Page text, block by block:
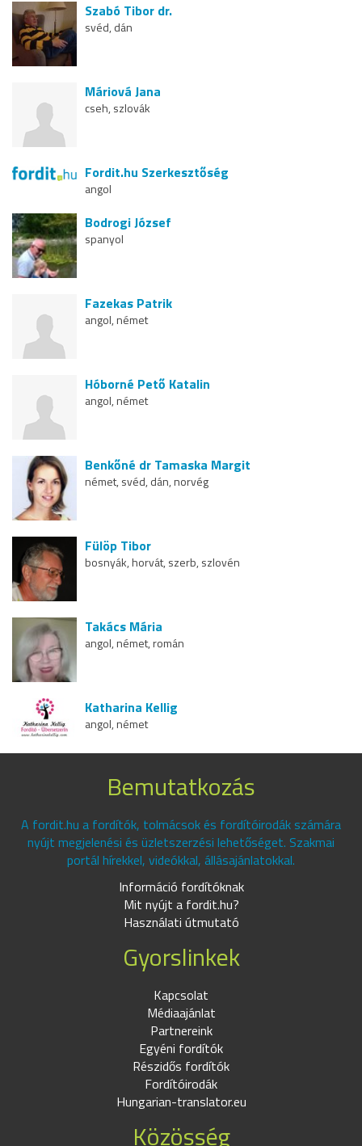
Szabó Tibor dr.
svéd, dán
Máriová Jana
cseh, szlovák
Fordit.hu Szerkesztőség
angol
Bodrogi József
spanyol
Fazekas Patrik
angol, német
Hóborné Pető Katalin
angol, német
Benkőné dr Tamaska Margit
német, svéd, dán, norvég
Fülöp Tibor
bosnyák, horvát, szerb, szlovén
Takács Mária
angol, német, román
Katharina Kellig
angol, német
Bemutatkozás
A fordit.hu a fordítók, tolmácsok és fordítóirodák számára
nyújt megjelenési és üzletszerzési lehetőséget. Szakmai
portál hírekkel, videókkal, állásajánlatokkal.
Információ fordítóknak
Mit nyújt a fordit.hu?
Használati útmutató
Gyorslinkek
Kapcsolat
Médiaajánlat
Partnereink
Egyéni fordítók
Részidős fordítók
Fordítóirodák
Hungarian-translator.eu
Közösség